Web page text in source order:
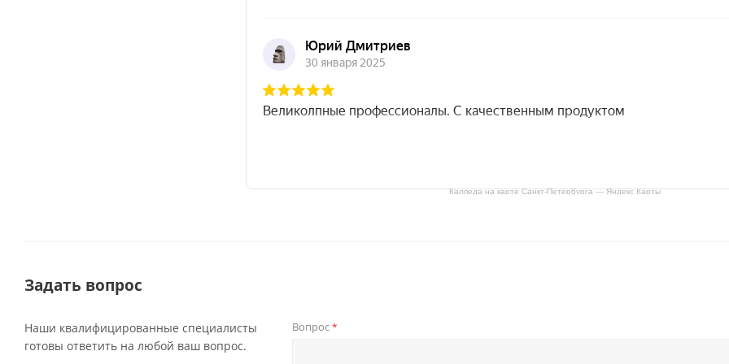
Калпеда на карте Санкт‑Петербурга — Яндекс Карты
Задать вопрос
Наши квалифицированные специалисты
готовы ответить на любой ваш вопрос.
Вопрос*